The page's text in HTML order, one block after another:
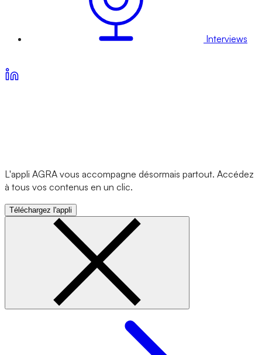
Interviews
L'appli AGRA vous accompagne désormais partout. Accédez
à tous vos contenus en un clic.
Téléchargez l'appli